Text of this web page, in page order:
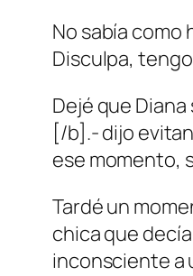
No sabía
Disculpa,
Dejé que
[/b].- dijo
ese momento,
Tardé un
chica que
inconsciente a